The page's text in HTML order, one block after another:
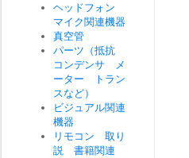
ヘッドフォン
マイク関連機器
真空管
パーツ（抵抗
コンデンサ メ
ーター トラン
スなど）
ビジュアル関連
機器
リモコン 取り
説 書籍関連